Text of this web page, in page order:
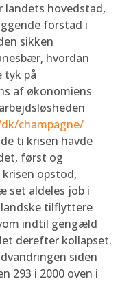
hovedstad,
forstad i
sikken
hvordan
tyk på
af økonomiens
champagne/
ti krisen havde
først og
opstod,
set aldeles job i
tilflyttere
indtil gengæld
derefter kollapset.
siden
293 i 2000 oven i